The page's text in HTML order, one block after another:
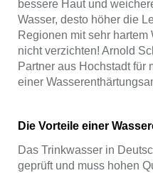
bessere Haut und
Wasser, desto höher die
Regionen mit sehr
nicht verzichten! Arnold
Partner aus Hochstadt für
einer
Die Vorteile einer
Das Trinkwasser in
geprüft und muss hohen